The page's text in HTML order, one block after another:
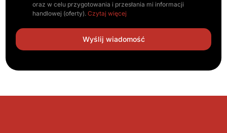
oraz w celu przygotowania i przesłania mi informacji
handlowej (oferty).Czytaj więcej